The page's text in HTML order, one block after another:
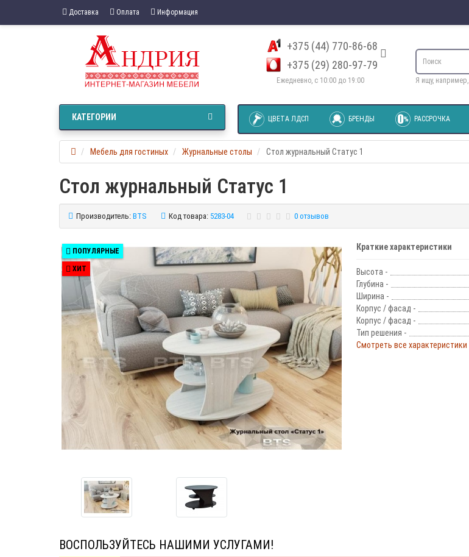
Доставка Оплата Информация
+375 (44) 770-86-68
+375 (29) 280-97-79
Ежедневно, с 10:00 до 19:00 Я ищу, например,
ЦВЕТА ЛДСП БРЕНДЫ РАССРОЧКА
КАТЕГОРИИ
Мебель для гостиных Журнальные столы Стол журнальный Статус 1
Стол журнальный Статус 1
Производитель: BTS Код товара: 5283-04 0 отзывов
ПОПУЛЯРНЫЕ
ХИТ
Краткие характеристики
Высота -
Глубина -
Ширина -
Корпус / фасад -
Корпус / фасад -
Тип решения -
Смотреть все характеристики
ВОСПОЛЬЗУЙТЕСЬ НАШИМИ УСЛУГАМИ!